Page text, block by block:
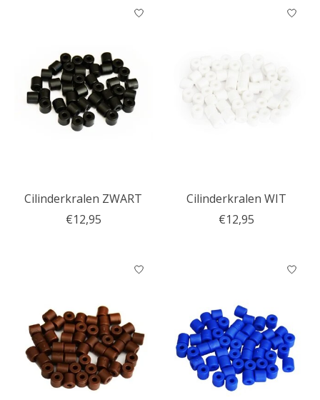
Cilinderkralen ZWART
€12,95
Cilinderkralen WIT
€12,95